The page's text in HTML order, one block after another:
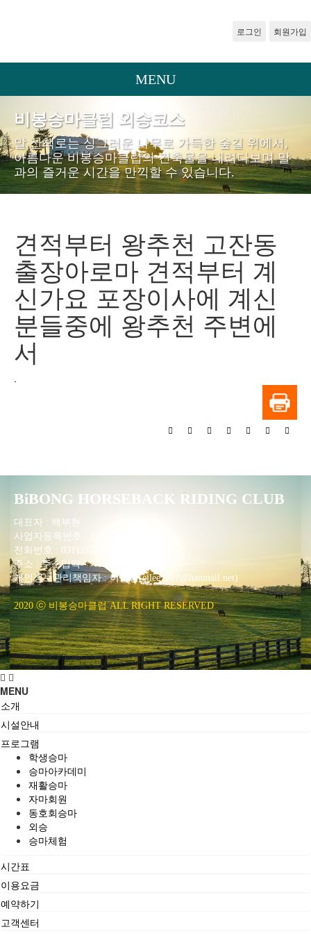
로그인 회원가입
MENU
비봉승마클럽 외승코스
말 산책로는 싱그러운 나무로 가득한 숲길 위에서,
아름다운 비봉승마클럽의 건축물을 내려다보며 말
과의 즐거운 시간을 만끽할 수 있습니다.
견적부터 왕추천 고잔동
출장아로마 견적부터 계
신가요 포장이사에 계신
분들중에 왕추천 주변에
서
.
BiBONG HORSEBACK RIDING CLUB
대표자 : 백부현
사업자등록번호 : 314-43-00551
전화번호 : 031)355-8518
주소 : 주소입력
개인정보관리책임자 : 이은정(ejlee7777@hanmail.net)
2020 ⓒ 비봉승마클럽 ALL RIGHT RESERVED
MENU
소개
시설안내
프로그램
학생승마
승마아카데미
재활승마
자마회원
동호회승마
외승
승마체험
시간표
이용요금
예약하기
고객센터